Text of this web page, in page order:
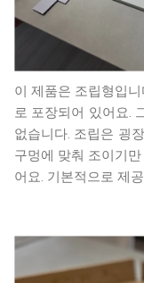
이 제품은 조립형입
로 포장되어 있어요.
없습니다. 조립은 굉
구멍에 맞춰 조이기
어요. 기본적으로 제